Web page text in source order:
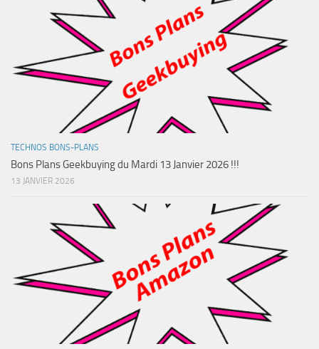
TECHNOS BONS-PLANS
Bons Plans Geekbuying du Mardi 13 Janvier 2026 !!!
13 JANVIER 2026